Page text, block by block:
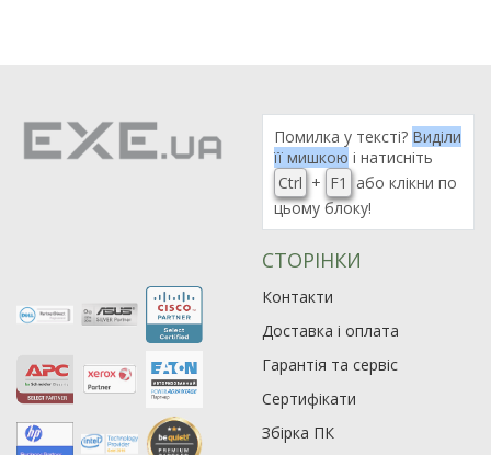
19
Помилка у тексті? Виділи
її мишкою і натисніть
Ctrl + F1
або клікни по
цьому блоку!
СТОРІНКИ
Контакти
Доставка і оплата
Гарантія та сервіс
Сертифікати
Збірка ПК